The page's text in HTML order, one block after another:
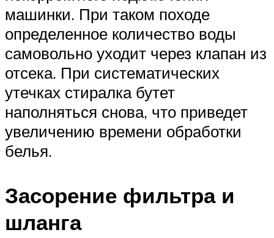
машинки. При таком походе
определенное количество воды
самовольно уходит через клапан из
отсека. При систематических
утечках стиралка бутет
наполняться снова, что приведет
увеличению времени обработки
белья.
Засорение фильтра и
шланга